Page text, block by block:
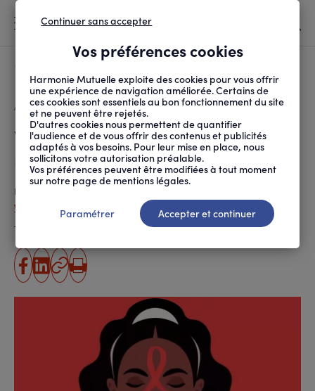
D'ARIANE
ACCUEIL SANTÉ ET SOINS ACCÈS AUX SOINS VIH : LES FEMMES, TR...
VIH : les femmes, trop souvent
négligées
Publié le
Violaine Chatal (ANPM-FRANCE MUTUALITÉ)
Temps de lecture estimé 6 minute(s)
partager
sur
partager
sur
Copier
l'URL
Imprimer
Vos préférences cookies
Harmonie Mutuelle exploite des cookies pour vous offrir
une expérience de navigation améliorée. Certains de
ces cookies sont essentiels au bon fonctionnement du site
et ne peuvent être rejetés.
D'autres cookies nous permettent de quantifier
l'audience et de vous offrir des contenus et publicités
adaptés à vos besoins. Pour leur mise en place, nous
sollicitons votre autorisation préalable.
Vos préférences peuvent être modifiées à tout moment
sur notre page de mentions légales.
Continuer sans accepter
Paramétrer Accepter et continuer